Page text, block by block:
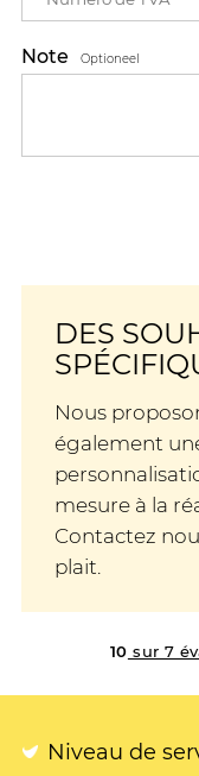
Note Optioneel
DES
Nous
également
mesure à la
Contactez
plait.
10 sur 7
Niveau de